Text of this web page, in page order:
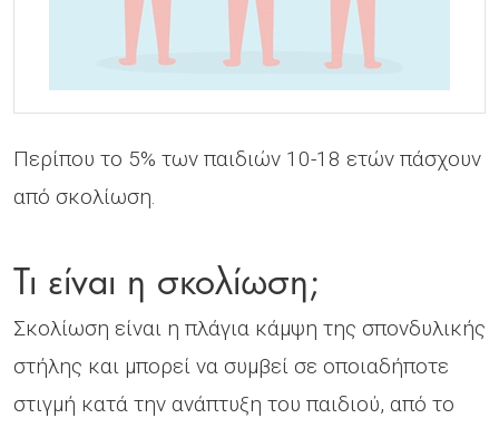
Περίπου το 5% των παιδιών 10-18 ετών πάσχουν
από σκολίωση.
Τι είναι η σκολίωση;
Σκολίωση είναι η πλάγια κάµψη της σπονδυλικής
στήλης και µπορεί να συµβεί σε οποιαδήποτε
στιγµή κατά την ανάπτυξη του παιδιού, από το